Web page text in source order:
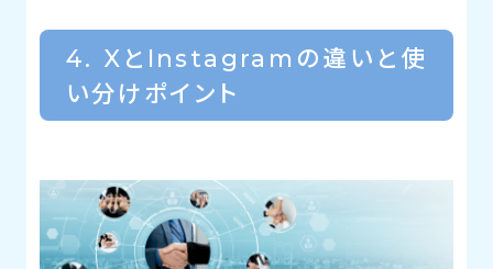
4. XとInstagramの違いと使
い分けポイント